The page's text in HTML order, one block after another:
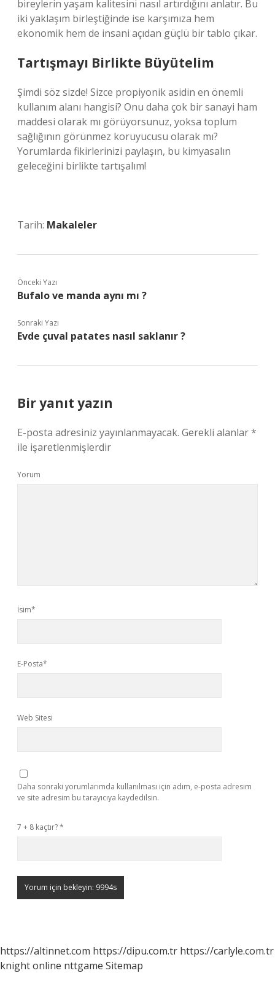
bireylerin yaşam kalitesini nasıl artırdığını anlatır. Bu
iki yaklaşım birleştiğinde ise karşımıza hem
ekonomik hem de insani açıdan güçlü bir tablo çıkar.
Tartışmayı Birlikte Büyütelim
Şimdi söz sizde! Sizce propiyonik asidin en önemli
kullanım alanı hangisi? Onu daha çok bir sanayi ham
maddesi olarak mı görüyorsunuz, yoksa toplum
sağlığının görünmez koruyucusu olarak mı?
Yorumlarda fikirlerinizi paylaşın, bu kimyasalın
geleceğini birlikte tartışalım!
Tarih: Makaleler
Önceki Yazı
Bufalo ve manda aynı mı ?
Sonraki Yazı
Evde çuval patates nasıl saklanır ?
Bir yanıt yazın
E-posta adresiniz yayınlanmayacak. Gerekli alanlar*
ile işaretlenmişlerdir
Yorum
İsim*
E-Posta*
Web Sitesi
Daha sonraki yorumlarımda kullanılması için adım, e-posta adresim
ve site adresim bu tarayıcıya kaydedilsin.
7 + 8 kaçtır?*
https://altinnet.com https://dipu.com.tr https://carlyle.com.tr
knight online nttgame Sitemap